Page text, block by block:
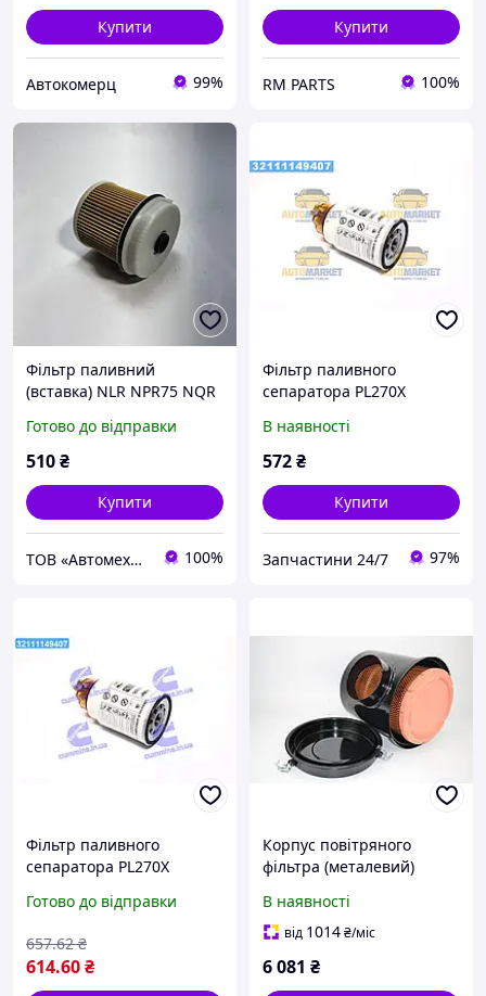
Купити
Автокомерц 99%
Купити
RM PARTS 100%
Фільтр паливний
(вставка) NLR NPR75 NQR
Готово до відправки
510₴
Купити
ТОВ «Автомеханіка Дистрибюшн» 100%
Фільтр паливного
сепаратора PL270Х
NQR71/NLR85/
NPR75/NQR90
В наявності
572₴
Купити
Запчастини 24/7 97%
Фільтр паливного
сепаратора PL270Х
NQR71/NLR85/
Foton1041/1089 (RIDER)
SFC7903RD
Готово до відправки
614.60₴
657.62 ₴
Корпус повітряного
фільтра (металевий)
ISUZU NQR 71, в-во
Тайвань
В наявності
від 1014₴/міс
6 081 ₴